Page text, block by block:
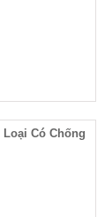
Có Chống